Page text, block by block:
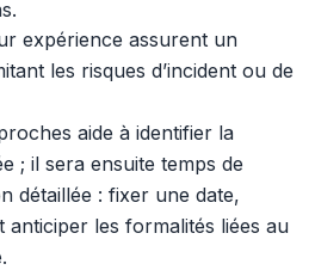
expérience assurent un
les risques d’incident ou de
aide à identifier la
; il sera ensuite temps de
détaillée : fixer une date,
les formalités liées au